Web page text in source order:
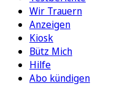
Wir Trauern
Anzeigen
Kiosk
Bütz Mich
Hilfe
Abo kündigen